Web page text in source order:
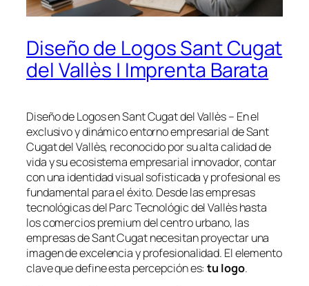
Diseño de Logos Sant Cugat
del Vallès | Imprenta Barata
Diseño de Logos en Sant Cugat del Vallès – En el
exclusivo y dinámico entorno empresarial de Sant
Cugat del Vallès, reconocido por su alta calidad de
vida y su ecosistema empresarial innovador, contar
con una identidad visual sofisticada y profesional es
fundamental para el éxito. Desde las empresas
tecnológicas del Parc Tecnológic del Vallès hasta
los comercios premium del centro urbano, las
empresas de Sant Cugat necesitan proyectar una
imagen de excelencia y profesionalidad. El elemento
clave que define esta percepción es:tu logo.